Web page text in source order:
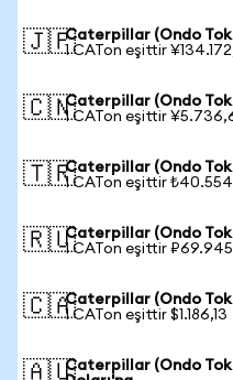
🇯🇵Caterpillar (Ondo
1 CATon eşittir
🇨🇳Caterpillar (Ondo
1 CATon eşittir
🇹🇷Caterpillar (Ondo
1 CATon eşittir
🇷🇺Caterpillar (Ondo
1 CATon eşittir
🇨🇦Caterpillar (Ondo
1 CATon eşittir $1.186,13
🇦🇺Caterpillar (Ondo